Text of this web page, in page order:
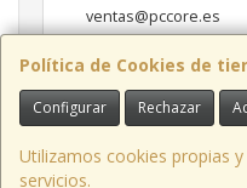
Política de Cookies de
Configurar Rechazar
Utilizamos cookies propias
servicios.
ventas@pccore.es
Horario
10-13:30